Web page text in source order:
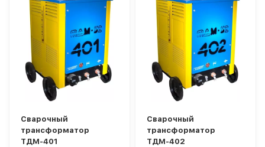
Сварочный
трансформатор
ТДМ-401
Сварочный
трансформатор
ТДМ-402